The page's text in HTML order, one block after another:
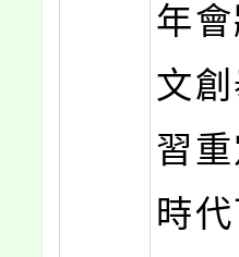
年
文
習
時